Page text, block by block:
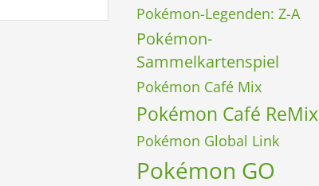
Pokémon-Legenden: Z-A
Pokémon-
Sammelkartenspiel
Pokémon Café Mix
Pokémon Café ReMix
Pokémon Global Link
Pokémon GO